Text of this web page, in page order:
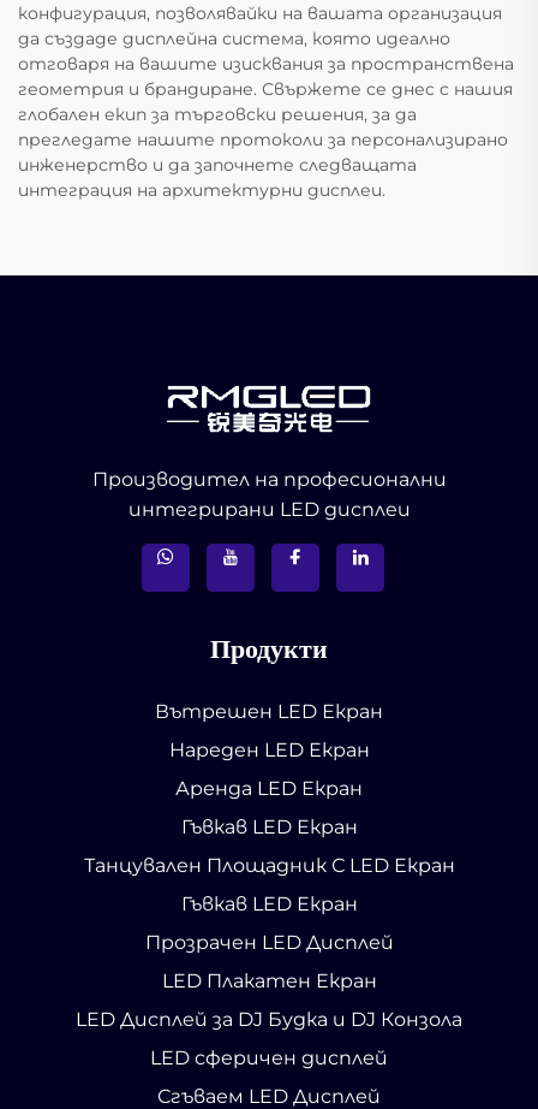
конфигурация, позволявайки на вашата организация
да създаде дисплейна система, която идеално
отговаря на вашите изисквания за пространствена
геометрия и брандиране. Свържете се днес с нашия
глобален екип за търговски решения, за да
прегледате нашите протоколи за персонализирано
инженерство и да започнете следващата
интеграция на архитектурни дисплеи.
Производител на професионални
интегрирани LED дисплеи
Продукти
Вътрешен LED Екран
Нареден LED Екран
Аренда LED Екран
Гъвкав LED Екран
Танцувален Площадник С LED Екран
Гъвкав LED Екран
Прозрачен LED Дисплей
LED Плакатен Екран
LED Дисплей за DJ Будка и DJ Конзола
LED сферичен дисплей
Сгъваем LED Дисплей